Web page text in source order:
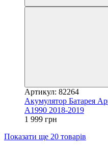
Артикул: 82264
Акумулятор Батарея
A1990 2018-2019
1 999 грн
Показати ще 20 товарів